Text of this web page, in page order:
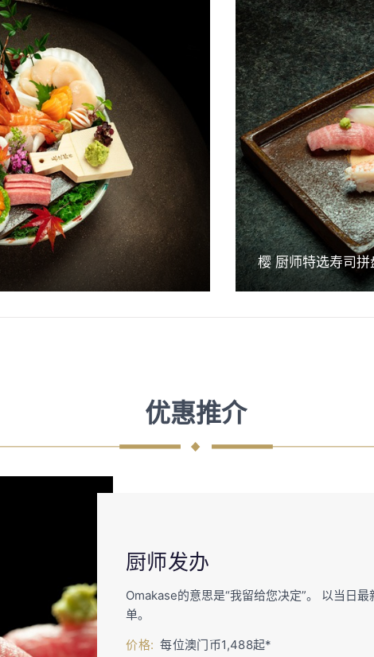
樱 厨师特选寿司拼
优惠推介
厨师发办
Omakase的意思是“我留给您决定”。 以当日
单。
价格: 每位澳门币1,488起*